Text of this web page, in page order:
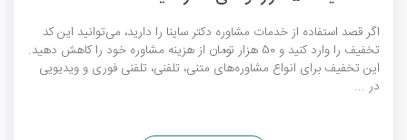
اگر قصد استفاده از خدمات مشاوره‌ دکتر ساینا را دارید، می‌توانید این کد
تخفیف را وارد کنید و 50 هزار تومان از هزینه مشاوره خود را کاهش دهید.
این تخفیف برای انواع مشاوره‌های متنی، تلفنی، تلفنی فوری و ویدیویی
در ...